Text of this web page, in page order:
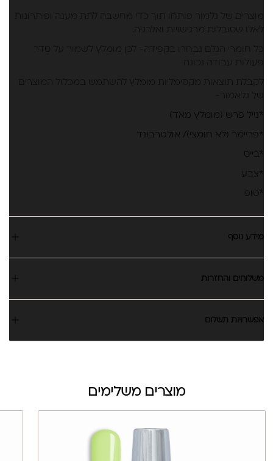
מוצרים של גלמור פותחו תוך כדי מחשבה לתת מענה ופיתרונות
כל חומרי הגלם נבחרו בקפידה- לכן מומלץ לשמור על סדר
פעולות עבודה נכונה
*נייל פרש (מומלץ מאד)
*פריימר (לא חומצי)/ אולטרבונד
*בייס
*צבע
*טופ
מידע נוסף
משלוחים והחזרות
אפשרויות תשלום
מוצרים משלימים